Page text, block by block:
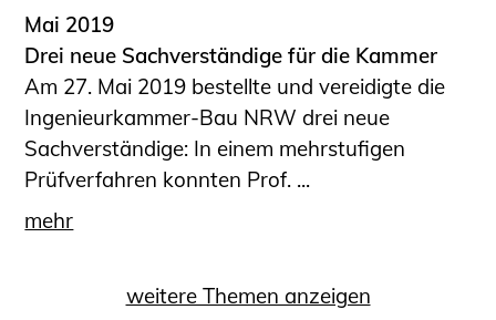
Mai 2019
Drei neue Sachverständige für die Kammer
Am 27. Mai 2019 bestellte und vereidigte die
Ingenieurkammer-Bau NRW drei neue
Sachverständige: In einem mehrstufigen
Prüfverfahren konnten Prof. ...
mehr
weitere Themen anzeigen